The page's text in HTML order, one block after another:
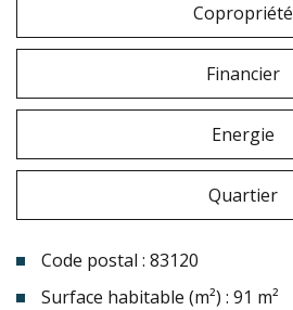
Copropriété
Financier
Energie
Quartier
Code postal : 83120
Surface habitable (m²) : 91 m²